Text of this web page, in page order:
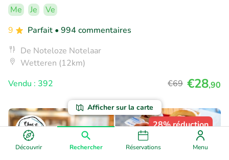
Découvrir Rechercher Réservations Menu
Afficher sur la carte
Me Je
Ve
9
Parfait • 994 commentaires
De Noteloze Notelaar
Wetteren (12km)
Vendu : 392
€69 €28,90
28% réduction